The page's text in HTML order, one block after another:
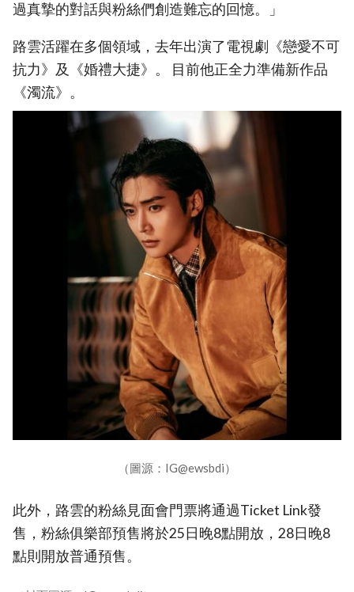
過真摯的對話與粉絲們創造難忘的回憶。」
路雲活躍在多個領域，去年出演了電視劇《戀愛不可
抗力》及《婚禮大捷》。 目前他正全力準備新作品
《濁流》。
（圖源：IG@ewsbdi）
此外，路雲的粉絲見面會門票將通過Ticket Link發
售，粉絲俱樂部預售將於25日晚8點開放，28日晚8
點則開放普通預售。